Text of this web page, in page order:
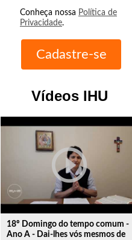
Conheça nossa Política de
Privacidade.
Vídeos IHU
play_circle_outline
18º Domingo do tempo comum -
Ano A - Dai-lhes vós mesmos de